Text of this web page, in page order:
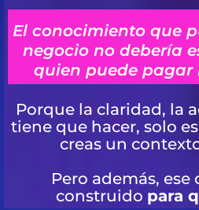
El conocimiento que
negocio no debería
quien puede pagar
Porque la claridad, la
tiene que hacer, solo
creas un
Pero además,
construido para